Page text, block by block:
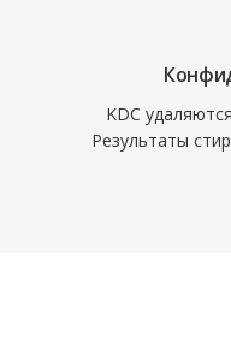
KDC
Результаты